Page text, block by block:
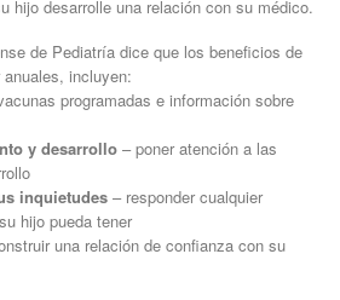
hijo desarrolle una relación con su médico.
de Pediatría dice que los beneficios de
incluyen:
programadas e información sobre
y desarrollo – poner atención a las
inquietudes – responder cualquier
hijo pueda tener
una relación de confianza con su